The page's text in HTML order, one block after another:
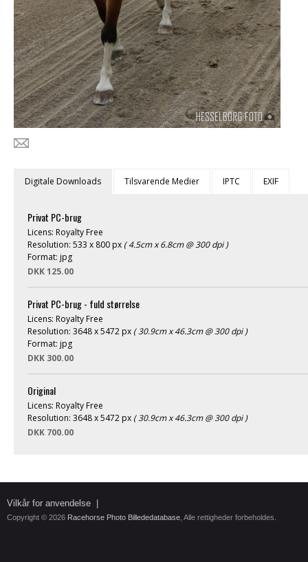
Digitale Downloads Tilsvarende Medier IPTC EXIF
Privat PC-brug
Licens: Royalty Free
Resolution: 533 x 800 px ( 4.5cm x 6.8cm @ 300 dpi )
Format: jpg
DKK 125.00
Privat PC-brug - fuld størrelse
Licens: Royalty Free
Resolution: 3648 x 5472 px ( 30.9cm x 46.3cm @ 300 dpi )
Format: jpg
DKK 300.00
Original
Licens: Royalty Free
Resolution: 3648 x 5472 px ( 30.9cm x 46.3cm @ 300 dpi )
DKK 700.00
Vilkår for anvendelse
Copyright © 2026 Racehorse Photo Billededatabase , Alle rettigheder forbeholdes.